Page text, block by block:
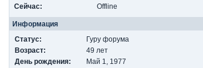
Сейчас:
Offline
Информация
Статус:
Гуру форума
Возраст:
49 лет
День рождения:
Май 1, 1977